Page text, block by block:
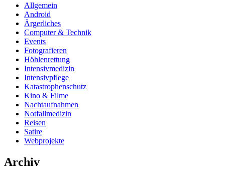
Allgemein
Android
Ärgerliches
Computer & Technik
Events
Fotografieren
Höhlenrettung
Intensivmedizin
Intensivpflege
Katastrophenschutz
Kino & Filme
Nachtaufnahmen
Notfallmedizin
Reisen
Satire
Webprojekte
Archiv